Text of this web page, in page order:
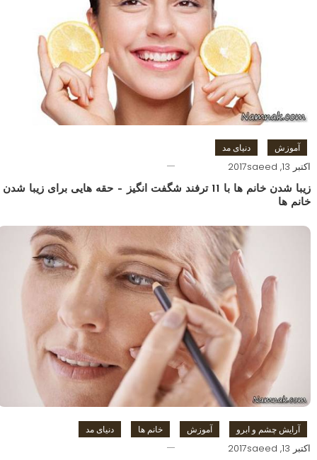
آموزش دنیای مد
اکتبر 13, 2017 saeed
زیبا شدن خانم ها با 11 ترفند شگفت انگیز – حقه هایی برای زیبا شدن
خانم ها
آرایش چشم و ابرو آموزش خانم ها دنیای مد
اکتبر 13, 2017 saeed